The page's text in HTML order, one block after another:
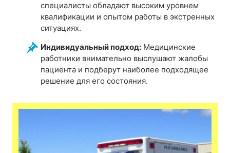
специалисты обладают высоким уровнем
квалификации и опытом работы в экстренных
ситуациях.
Индивидуальный подход: Медицинские
работники внимательно выслушают жалобы
пациента и подберут наиболее подходящее
решение для его состояния.